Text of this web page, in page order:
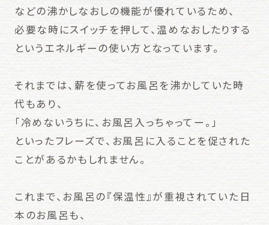
などの沸かしなおしの機能が優れているため、
必要な時にスイッチを押して、温めなおしたりする
というエネルギーの使い方となっています。
それまでは、薪を使ってお風呂を沸かしていた時
代もあり、
「冷めないうちに、お風呂入っちゃってー。」
といったフレーズで、お風呂に入ることを促された
ことがあるかもしれません。
これまで、お風呂の『保温性』が重視されていた日
本のお風呂も、